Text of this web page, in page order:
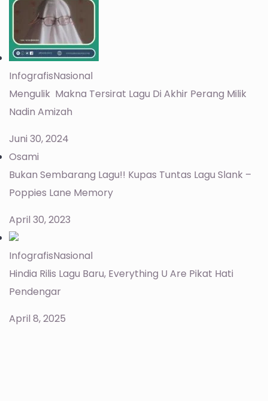
InfografisNasional
Mengulik Makna Tersirat Lagu Di Akhir Perang Milik
Nadin Amizah
Juni 30, 2024
Osami
Bukan Sembarang Lagu!! Kupas Tuntas Lagu Slank –
Poppies Lane Memory
April 30, 2023
InfografisNasional
Hindia Rilis Lagu Baru, Everything U Are Pikat Hati
Pendengar
April 8, 2025